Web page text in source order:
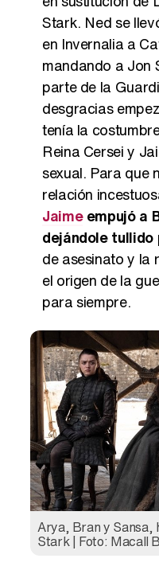
Stark. Ned se
en Invernalia a
mandando a Jon
parte de la
desgracias
tenía la
Reina Cersei y
sexual. Para que
relación
Jaimeempujó a
dejándole tullido
de asesinato y la
el origen de la
para siempre.
Arya, Bran y Sansa,
Stark | Foto: Macall